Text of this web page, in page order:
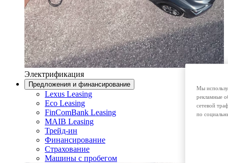
Электрификация
Предложения и финансирование
Lexus Leasing
Eco Leasing
FinComBank Leasing
MAIB Leasing
Трейд-ин
Финансирование
Страхование
Машины с пробегом
Мы
рекламные
сетевой
по